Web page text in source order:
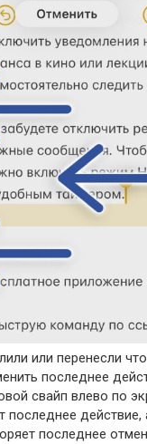
или перенесли
последнее
свайп влево по
последнее действие,
последнее